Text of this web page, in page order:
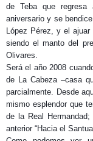
de Teba que regresa
aniversario y se
López Pérez, y el
siendo el manto del
Olivares.
Será el año 2008
de La Cabeza –casa
parcialmente. Desde
mismo esplendor que
de la Real
anterior “Hacia el